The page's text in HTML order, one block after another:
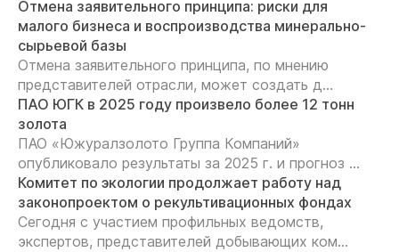
Отмена заявительного принципа: риски для
малого бизнеса и воспроизводства минерально-
сырьевой базы
Отмена заявительного принципа, по мнению
представителей отрасли, может создать д...
ПАО ЮГК в 2025 году произвело более 12 тонн
золота
ПАО «Южуралзолото Группа Компаний»
опубликовало результаты за 2025 г. и прогноз ...
Комитет по экологии продолжает работу над
законопроектом о рекультивационных фондах
Сегодня с участием профильных ведомств,
экспертов, представителей добывающих ком...